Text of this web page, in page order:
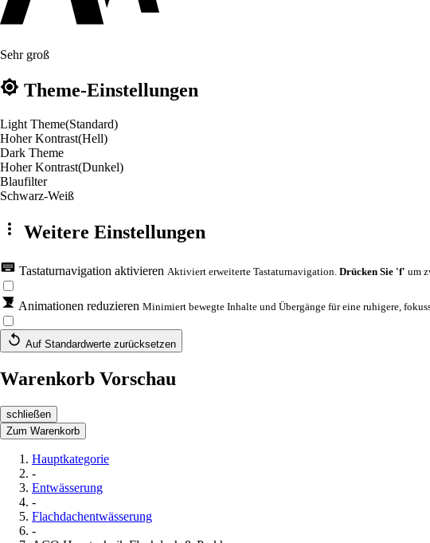
Sehr groß
Theme-Einstellungen
Light Theme(Standard)
Hoher Kontrast(Hell)
Dark Theme
Hoher Kontrast(Dunkel)
Blaufilter
Schwarz-Weiß
Weitere Einstellungen
Tastaturnavigation aktivieren Aktiviert erweiterte Tastaturnavigation. Drücken Sie 'f' um
Animationen reduzieren Minimiert bewegte Inhalte und Übergänge für eine ruhigere,
Auf Standardwerte zurücksetzen
Warenkorb Vorschau
schließen
Zum Warenkorb
Hauptkategorie
-
Entwässerung
-
Flachdachentwässerung
-